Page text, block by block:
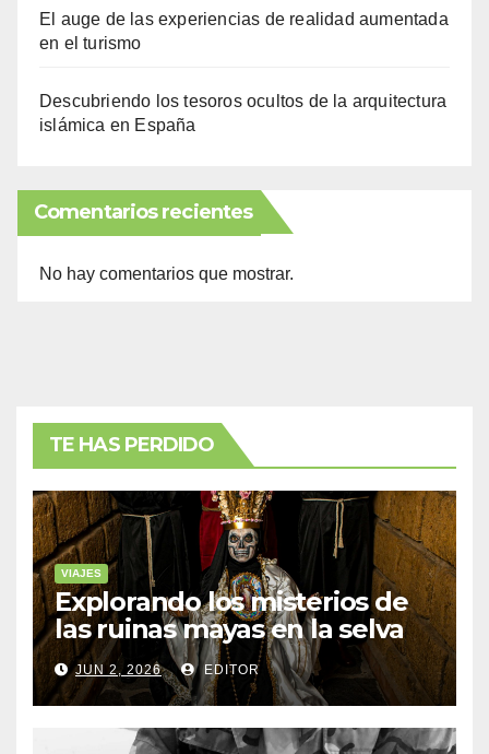
El auge de las experiencias de realidad aumentada
en el turismo
Descubriendo los tesoros ocultos de la arquitectura
islámica en España
Comentarios recientes
No hay comentarios que mostrar.
TE HAS PERDIDO
VIAJES
Explorando los misterios de
las ruinas mayas en la selva
de Yucatán
JUN 2, 2026 EDITOR